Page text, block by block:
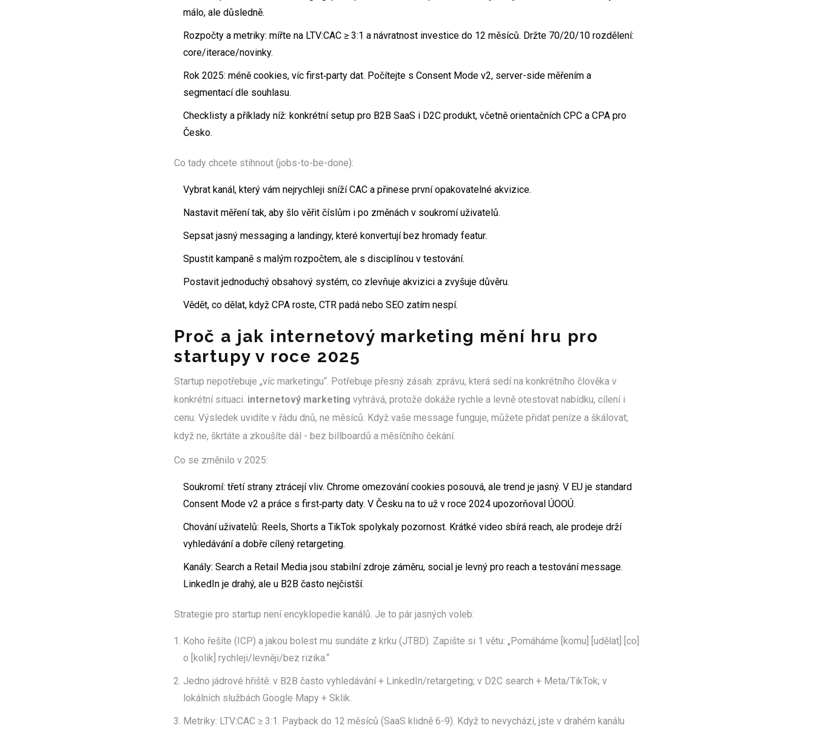
málo, ale důsledně.
Rozpočty a metriky: mířte na LTV:CAC ≥ 3:1 a návratnost investice do 12 měsíců. Držte 70/20/10 rozdělení:
core/iterace/novinky.
Rok 2025: méně cookies, víc first‑party dat. Počítejte s Consent Mode v2, server-side měřením a
segmentací dle souhlasu.
Checklisty a příklady níž: konkrétní setup pro B2B SaaS i D2C produkt, včetně orientačních CPC a CPA pro
Česko.
Co tady chcete stihnout (jobs-to-be-done):
Vybrat kanál, který vám nejrychleji sníží CAC a přinese první opakovatelné akvizice.
Nastavit měření tak, aby šlo věřit číslům i po změnách v soukromí uživatelů.
Sepsat jasný messaging a landingy, které konvertují bez hromady featur.
Spustit kampaně s malým rozpočtem, ale s disciplínou v testování.
Postavit jednoduchý obsahový systém, co zlevňuje akvizici a zvyšuje důvěru.
Vědět, co dělat, když CPA roste, CTR padá nebo SEO zatím nespí.
Proč a jak internetový marketing mění hru pro
startupy v roce 2025
Startup nepotřebuje „víc marketingu“. Potřebuje přesný zásah: zprávu, která sedí na konkrétního člověka v
konkrétní situaci. internetový marketing vyhrává, protože dokáže rychle a levně otestovat nabídku, cílení i
cenu. Výsledek uvidíte v řádu dnů, ne měsíců. Když vaše message funguje, můžete přidat peníze a škálovat;
když ne, škrtáte a zkoušíte dál - bez billboardů a měsíčního čekání.
Co se změnilo v 2025:
Soukromí: třetí strany ztrácejí vliv. Chrome omezování cookies posouvá, ale trend je jasný. V EU je standard
Consent Mode v2 a práce s first‑party daty. V Česku na to už v roce 2024 upozorňoval ÚOOÚ.
Chování uživatelů: Reels, Shorts a TikTok spolykaly pozornost. Krátké video sbírá reach, ale prodeje drží
vyhledávání a dobře cílený retargeting.
Kanály: Search a Retail Media jsou stabilní zdroje záměru, social je levný pro reach a testování message.
LinkedIn je drahý, ale u B2B často nejčistší.
Strategie pro startup není encyklopedie kanálů. Je to pár jasných voleb:
Koho řešíte (ICP) a jakou bolest mu sundáte z krku (JTBD). Zapište si 1 větu: „Pomáháme [komu] [udělat] [co]
o [kolik] rychleji/levněji/bez rizika.“
Jedno jádrové hřiště: v B2B často vyhledávání + LinkedIn/retargeting; v D2C search + Meta/TikTok; v
lokálních službách Google Mapy + Sklik.
Metriky: LTV:CAC ≥ 3:1. Payback do 12 měsíců (SaaS klidně 6-9). Když to nevychází, jste v drahém kanálu